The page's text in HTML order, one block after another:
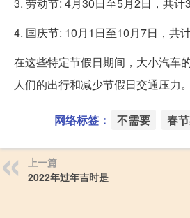
4. 国庆节: 10月1日至10月7日，共计
在这些特定节假日期间，大小汽车
人们的出行和减少节假日交通压力。
网络标签： 不需要 春
上一篇
2022年过年吉时是